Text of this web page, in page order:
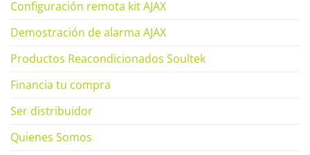
Configuración remota kit AJAX
Demostración de alarma AJAX
Productos Reacondicionados Soultek
Financia tu compra
Ser distribuidor
Quienes Somos